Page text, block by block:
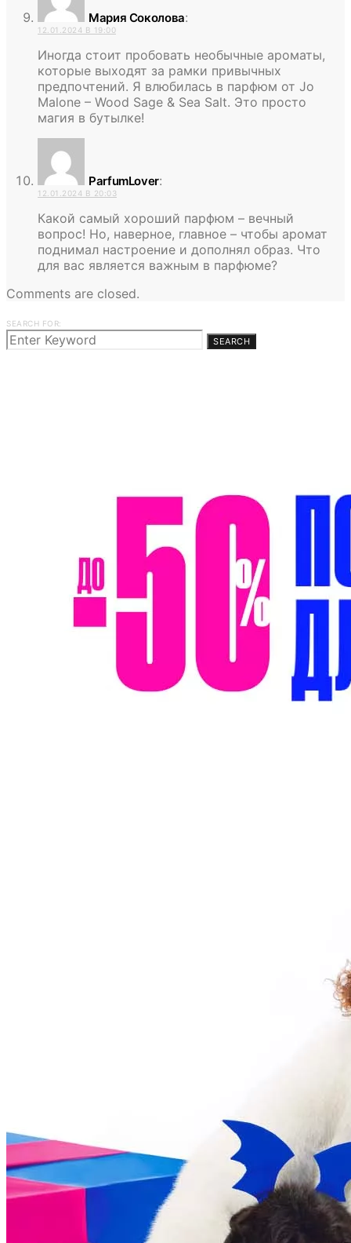
Мария Соколова:
12.01.2024 В 19:00
Иногда стоит пробовать необычные ароматы,
которые выходят за рамки привычных
предпочтений. Я влюбилась в парфюм от Jo
Malone – Wood Sage & Sea Salt. Это просто
магия в бутылке!
ParfumLover:
12.01.2024 В 20:03
Какой самый хороший парфюм – вечный
вопрос! Но, наверное, главное – чтобы аромат
поднимал настроение и дополнял образ. Что
для вас является важным в парфюме?
Comments are closed.
SEARCH FOR:
SEARCH